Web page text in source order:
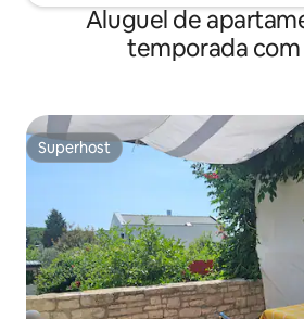
Aluguel de
temporada com
Superhost
Superhost